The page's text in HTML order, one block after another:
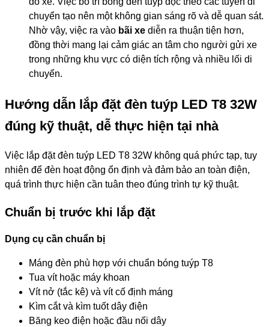
chuyển tạo nên một không gian sáng rõ và dễ quan sát.
Nhờ vậy, việc ra vào bãi xe diễn ra thuận tiện hơn,
đồng thời mang lại cảm giác an tâm cho người gửi xe
trong những khu vực có diện tích rộng và nhiều lối di
chuyển.
Hướng dẫn lắp đặt đèn tuýp LED T8 32W
đúng kỹ thuật, dễ thực hiện tại nhà
Việc lắp đặt đèn tuýp LED T8 32W không quá phức tạp, tuy
nhiên để đèn hoạt động ổn định và đảm bảo an toàn điện,
quá trình thực hiện cần tuân theo đúng trình tự kỹ thuật.
Chuẩn bị trước khi lắp đặt
Dụng cụ cần chuẩn bị
Máng đèn phù hợp với chuẩn bóng tuýp T8
Tua vít hoặc máy khoan
Vít nở (tắc kê) và vít cố định máng
Kìm cắt và kìm tuốt dây điện
Băng keo điện hoặc đầu nối dây